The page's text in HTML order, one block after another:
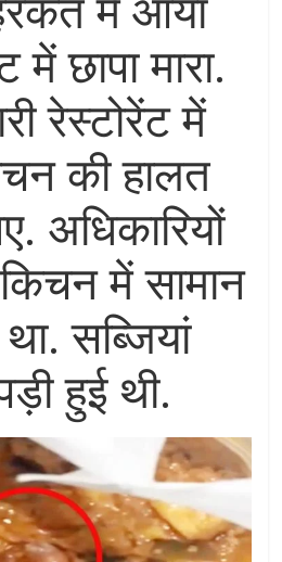
छापा मारा.
रेस्टोरेंट में
की हालत
अधिकारियों
में सामान
सब्जियां
हुई थी.